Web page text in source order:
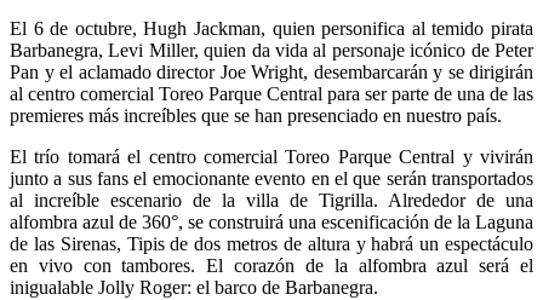
El 6 de octubre, Hugh Jackman, quien personifica al temido pirata
Barbanegra, Levi Miller, quien da vida al personaje icónico de Peter
Pan y el aclamado director Joe Wright, desembarcarán y se dirigirán
al centro comercial Toreo Parque Central para ser parte de una de las
premieres más increíbles que se han presenciado en nuestro país.
El trío tomará el centro comercial Toreo Parque Central y vivirán
junto a sus fans el emocionante evento en el que serán transportados
al increíble escenario de la villa de Tigrilla. Alrededor de una
alfombra azul de 360°, se construirá una escenificación de la Laguna
de las Sirenas, Tipis de dos metros de altura y habrá un espectáculo
en vivo con tambores. El corazón de la alfombra azul será el
inigualable Jolly Roger: el barco de Barbanegra.